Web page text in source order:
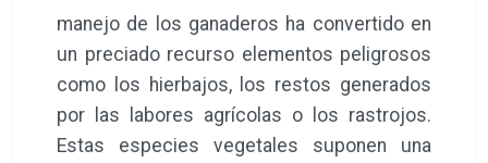
manejo de los ganaderos ha convertido en
un preciado recurso elementos peligrosos
como los hierbajos, los restos generados
por las labores agrícolas o los rastrojos.
Estas especies vegetales suponen una